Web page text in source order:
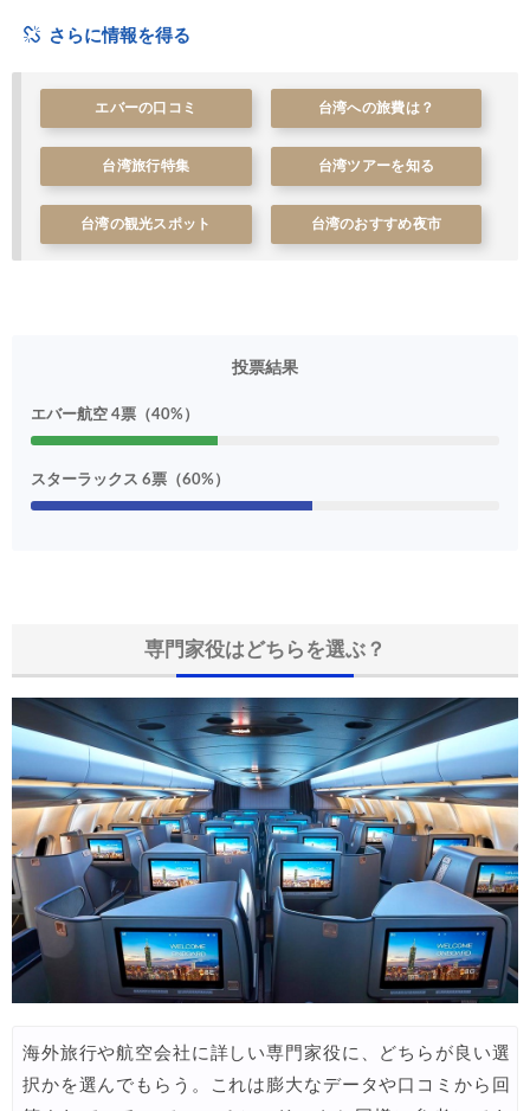
さらに情報を得る
エバーの口コミ 台湾への旅費は？
台湾旅行特集 台湾ツアーを知る
台湾の観光スポット 台湾のおすすめ夜市
投票結果
エバー航空 4票（40%）
スターラックス 6票（60%）
専門家役はどちらを選ぶ？
海外旅行や航空会社に詳しい専門家役に、どちらが良い選
択かを選んでもらう。これは膨大なデータや口コミから回